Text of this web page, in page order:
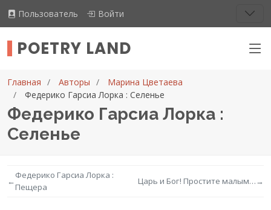
Пользователь Войти
POETRY LAND
Главная Авторы
Марина Цветаева
Федерико Гарсиа Лорка : Селенье
Федерико Гарсиа Лорка :
Селенье
←
Федерико Гарсиа Лорка :
Пещера
Царь и Бог! Простите малым…→